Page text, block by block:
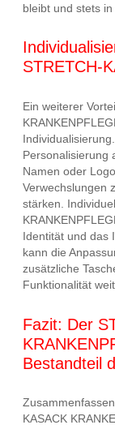
bleibt und stets
STRETCH-
Ein weiterer
Personalisierung
Namen oder
Verwechslungen
stärken.
Identität und das
kann die
zusätzliche
Funktionalität
Fazit: Der
Bestandteil
KASACK